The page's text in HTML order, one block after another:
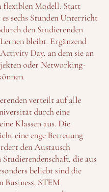
flexiblen Modell: Statt
sechs Stunden Unterricht
den Studierenden
bleibt. Ergänzend
Day, an dem sie an
oder Networking-
verteilt auf alle
durch eine
Klassen aus. Die
eine enge Betreuung
den Austausch
die aus
beliebt sind die
Business, STEM